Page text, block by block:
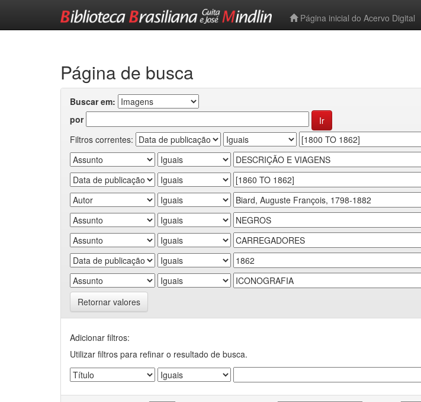
Página inicial do Acervo Digital
Página de busca
Buscar em:
por
Filtros correntes:
Retornar valores
Adicionar filtros:
Utilizar filtros para refinar o resultado de busca.